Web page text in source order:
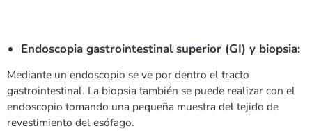
Endoscopia gastrointestinal superior (GI) y biopsia:
Mediante un endoscopio se ve por dentro el tracto
gastrointestinal. La biopsia también se puede realizar con el
endoscopio tomando una pequeña muestra del tejido de
revestimiento del esófago.